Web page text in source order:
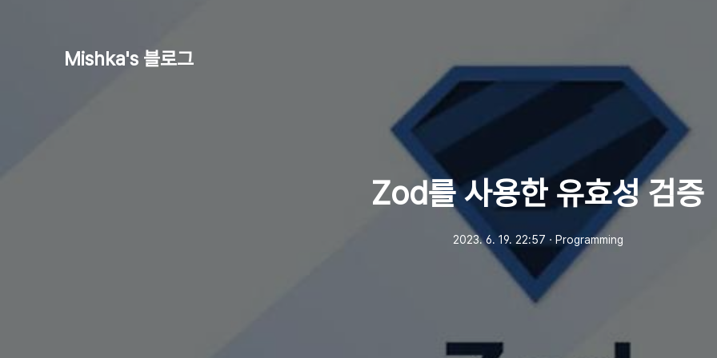
Mishka's 블로그
Zod를 사용한 유효성 검증
2023. 6. 19. 22:57 ㆍ Programming